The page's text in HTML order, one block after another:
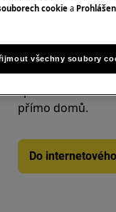
Náhradní díly a
Vyhledejte si
spotřebič v
přímo domů.
Do
cookie a
všechny soubory